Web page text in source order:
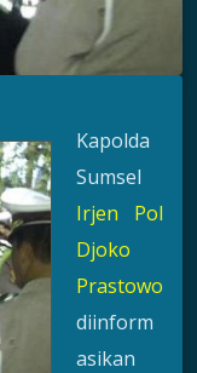
Kapolda
Sumsel
Irjen Pol
Djoko
Prastowo
diinform
asikan